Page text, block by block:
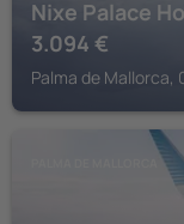
Nixe Palace
3.094 €
Palma de